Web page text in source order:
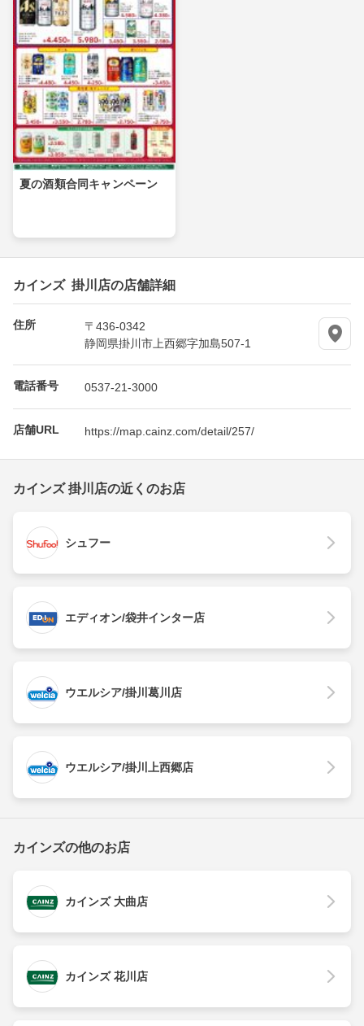
夏の酒類合同キャンペーン
カインズ 掛川店の店舗詳細
住所
〒436-0342
静岡県掛川市上西郷字加島507-1
電話番号 0537-21-3000
店舗URL https://map.cainz.com/detail/257/
カインズ 掛川店の近くのお店
シュフー
エディオン/袋井インター店
ウエルシア/掛川葛川店
ウエルシア/掛川上西郷店
カインズの他のお店
カインズ 大曲店
カインズ 花川店